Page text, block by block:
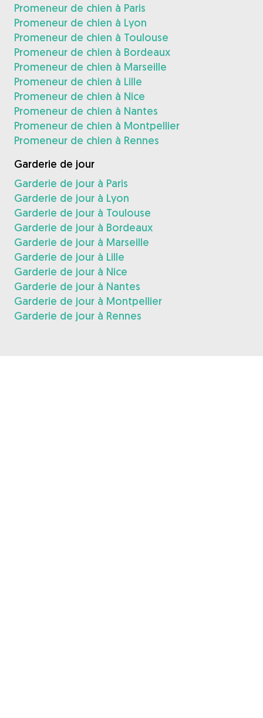
Promeneur de chien à Paris
Promeneur de chien à Lyon
Promeneur de chien à Toulouse
Promeneur de chien à Bordeaux
Promeneur de chien à Marseille
Promeneur de chien à Lille
Promeneur de chien à Nice
Promeneur de chien à Nantes
Promeneur de chien à Montpellier
Promeneur de chien à Rennes
Garderie de jour
Garderie de jour à Paris
Garderie de jour à Lyon
Garderie de jour à Toulouse
Garderie de jour à Bordeaux
Garderie de jour à Marseille
Garderie de jour à Lille
Garderie de jour à Nice
Garderie de jour à Nantes
Garderie de jour à Montpellier
Garderie de jour à Rennes